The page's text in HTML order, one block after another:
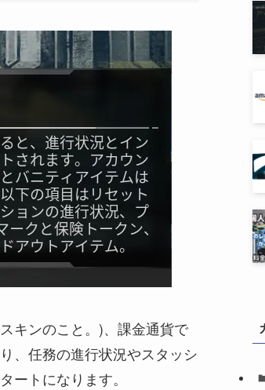
キンのこと。)、課金通貨で
、 任務の進行状況やスタッシ
ートになります。